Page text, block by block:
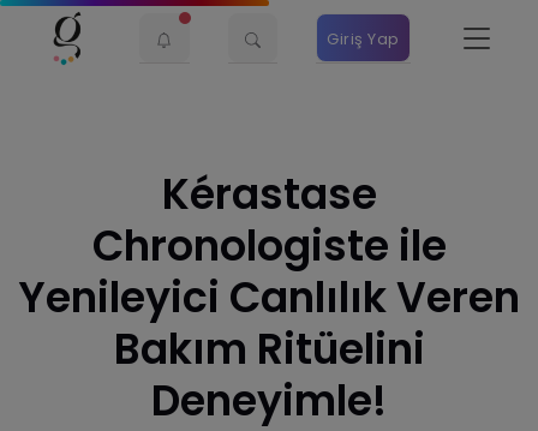
Giriş Yap
Kérastase
Chronologiste ile
Yenileyici Canlılık Veren
Bakım Ritüelini
Deneyimle!